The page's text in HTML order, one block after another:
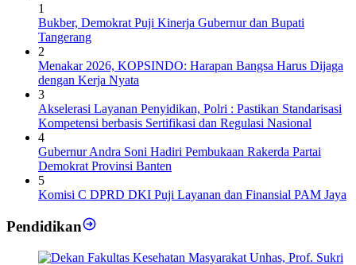
1
Bukber, Demokrat Puji Kinerja Gubernur dan Bupati
Tangerang
2
Menakar 2026, KOPSINDO: Harapan Bangsa Harus Dijaga
dengan Kerja Nyata
3
Akselerasi Layanan Penyidikan, Polri : Pastikan Standarisasi
Kompetensi berbasis Sertifikasi dan Regulasi Nasional
4
Gubernur Andra Soni Hadiri Pembukaan Rakerda Partai
Demokrat Provinsi Banten
5
Komisi C DPRD DKI Puji Layanan dan Finansial PAM Jaya
Pendidikan